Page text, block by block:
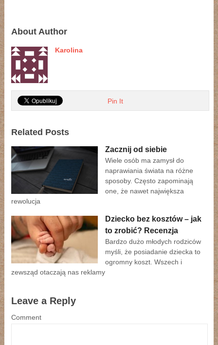
About Author
Karolina
Pin It
Related Posts
Zacznij od siebie
Wiele osób ma zamysł do
naprawiania świata na różne
sposoby. Często zapominają
one, że nawet największa
rewolucja
Dziecko bez kosztów – jak
to zrobić? Recenzja
Bardzo dużo młodych rodziców
myśli, że posiadanie dziecka to
ogromny koszt. Wszech i
zewsząd otaczają nas reklamy
Leave a Reply
Comment